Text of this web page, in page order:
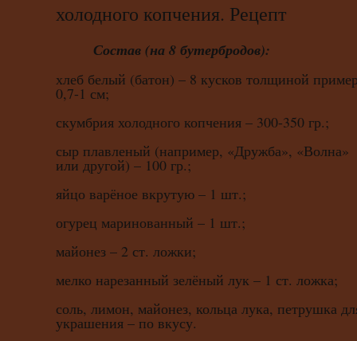
холодного копчения. Рецепт
Состав (на 8 бутербродов):
хлеб белый (батон) – 8 кусков толщиной
0,7-1 см;
скумбрия холодного копчения – 300-350 гр.;
сыр плавленый (например, «Дружба», «Волна»
или другой) – 100 гр.;
яйцо варёное вкрутую – 1 шт.;
огурец маринованный – 1 шт.;
майонез – 2 ст. ложки;
мелко нарезанный зелёный лук – 1 ст. ложка;
соль, лимон, майонез, кольца лука, петрушка
украшения – по вкусу.